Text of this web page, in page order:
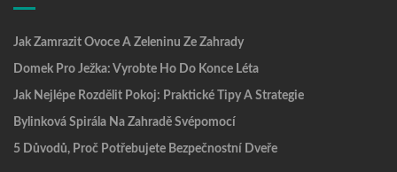
Jak Zamrazit Ovoce A Zeleninu Ze Zahrady
Domek Pro Ježka: Vyrobte Ho Do Konce Léta
Jak Nejlépe Rozdělit Pokoj: Praktické Tipy A Strategie
Bylinková Spirála Na Zahradě Svépomocí
5 Důvodů, Proč Potřebujete Bezpečnostní Dveře